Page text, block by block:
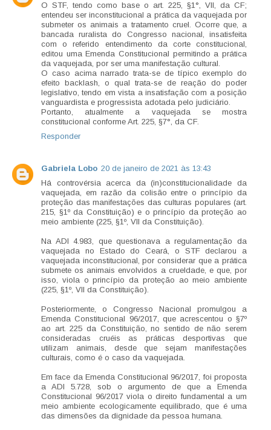
O STF, tendo como base o art. 225, §1°, VII, da CF;
entendeu ser inconstitucional a prática da vaquejada por
submeter os animais a tratamento cruel. Ocorre que, a
bancada ruralista do Congresso nacional, insatisfeita
com o referido entendimento da corte constitucional,
editou uma Emenda Constitucional permitindo a prática
da vaquejada, por ser uma manifestação cultural.
O caso acima narrado trata-se de típico exemplo do
efeito backlash, o qual trata-se de reação do poder
legislativo, tendo em vista a insatisfação com a posição
vanguardista e progressista adotada pelo judiciário.
Portanto, atualmente a vaquejada se mostra
constitucional conforme Art. 225, §7°, da CF.
Responder
Gabriela Lobo 20 de janeiro de 2021 às 13:43
Há controvérsia acerca da (in)constitucionalidade da
vaquejada, em razão da colisão entre o princípio da
proteção das manifestações das culturas populares (art.
215, §1º da Constituição) e o princípio da proteção ao
meio ambiente (225, §1º, VII da Constituição).
Na ADI 4.983, que questionava a regulamentação da
vaquejada no Estado do Ceará, o STF declarou a
vaquejada inconstitucional, por considerar que a prática
submete os animais envolvidos a crueldade, e que, por
isso, viola o princípio da proteção ao meio ambiente
(225, §1º, VII da Constituição).
Posteriormente, o Congresso Nacional promulgou a
Emenda Constitucional 96/2017, que acrescentou o §7º
ao art. 225 da Constituição, no sentido de não serem
consideradas cruéis as práticas desportivas que
utilizam animais, desde que sejam manifestações
culturais, como é o caso da vaquejada.
Em face da Emenda Constitucional 96/2017, foi proposta
a ADI 5.728, sob o argumento de que a Emenda
Constitucional 96/2017 viola o direito fundamental a um
meio ambiente ecologicamente equilibrado, que é uma
das dimensões da dignidade da pessoa humana.